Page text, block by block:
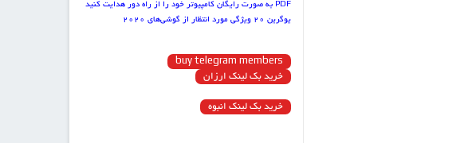
PDF به صورت رایگان
کامپیوتر خود را از راه دور هدایت کنید
یوگرین ۲۰ ویژگی مورد انتظار از گوشی‌های ۲۰۲۰
buy telegram members
خرید بک لینک ارزان
خرید بک لینک انبوه